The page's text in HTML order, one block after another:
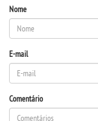
BOLETINS
Nome
E-mail
Comentário